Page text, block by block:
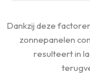
Dankzij deze
zonnepanelen
resulteert in